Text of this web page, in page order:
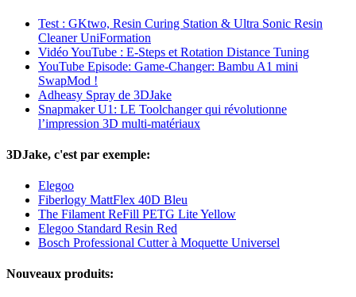
Test : GKtwo, Resin Curing Station & Ultra Sonic Resin
Cleaner UniFormation
Vidéo YouTube : E-Steps et Rotation Distance Tuning
YouTube Episode: Game-Changer: Bambu A1 mini
SwapMod !
Adheasy Spray de 3DJake
Snapmaker U1: LE Toolchanger qui révolutionne
l’impression 3D multi-matériaux
3DJake, c'est par exemple:
Elegoo
Fiberlogy MattFlex 40D Bleu
The Filament ReFill PETG Lite Yellow
Elegoo Standard Resin Red
Bosch Professional Cutter à Moquette Universel
Nouveaux produits: